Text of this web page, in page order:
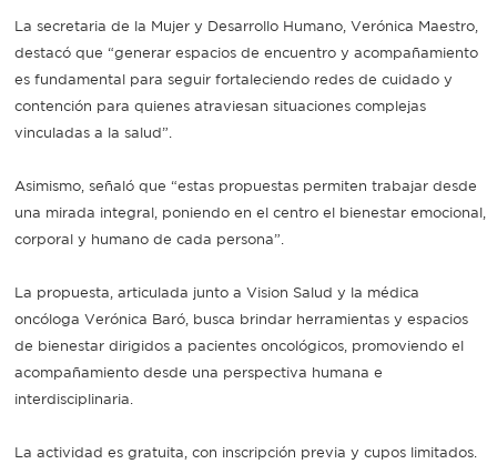
La secretaria de la Mujer y Desarrollo Humano, Verónica Maestro,
destacó que “generar espacios de encuentro y acompañamiento
es fundamental para seguir fortaleciendo redes de cuidado y
contención para quienes atraviesan situaciones complejas
vinculadas a la salud”.
Asimismo, señaló que “estas propuestas permiten trabajar desde
una mirada integral, poniendo en el centro el bienestar emocional,
corporal y humano de cada persona”.
La propuesta, articulada junto a Vision Salud y la médica
oncóloga Verónica Baró, busca brindar herramientas y espacios
de bienestar dirigidos a pacientes oncológicos, promoviendo el
acompañamiento desde una perspectiva humana e
interdisciplinaria.
La actividad es gratuita, con inscripción previa y cupos limitados.